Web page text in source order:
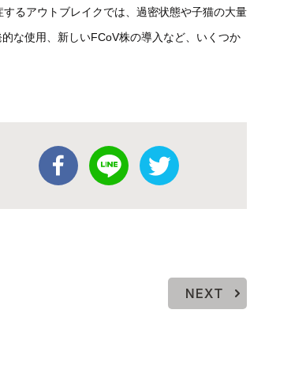
るアウトブレイクでは、過密状態や子猫の大量
な使用、新しいFCoV株の導入など、いくつか
NEXT